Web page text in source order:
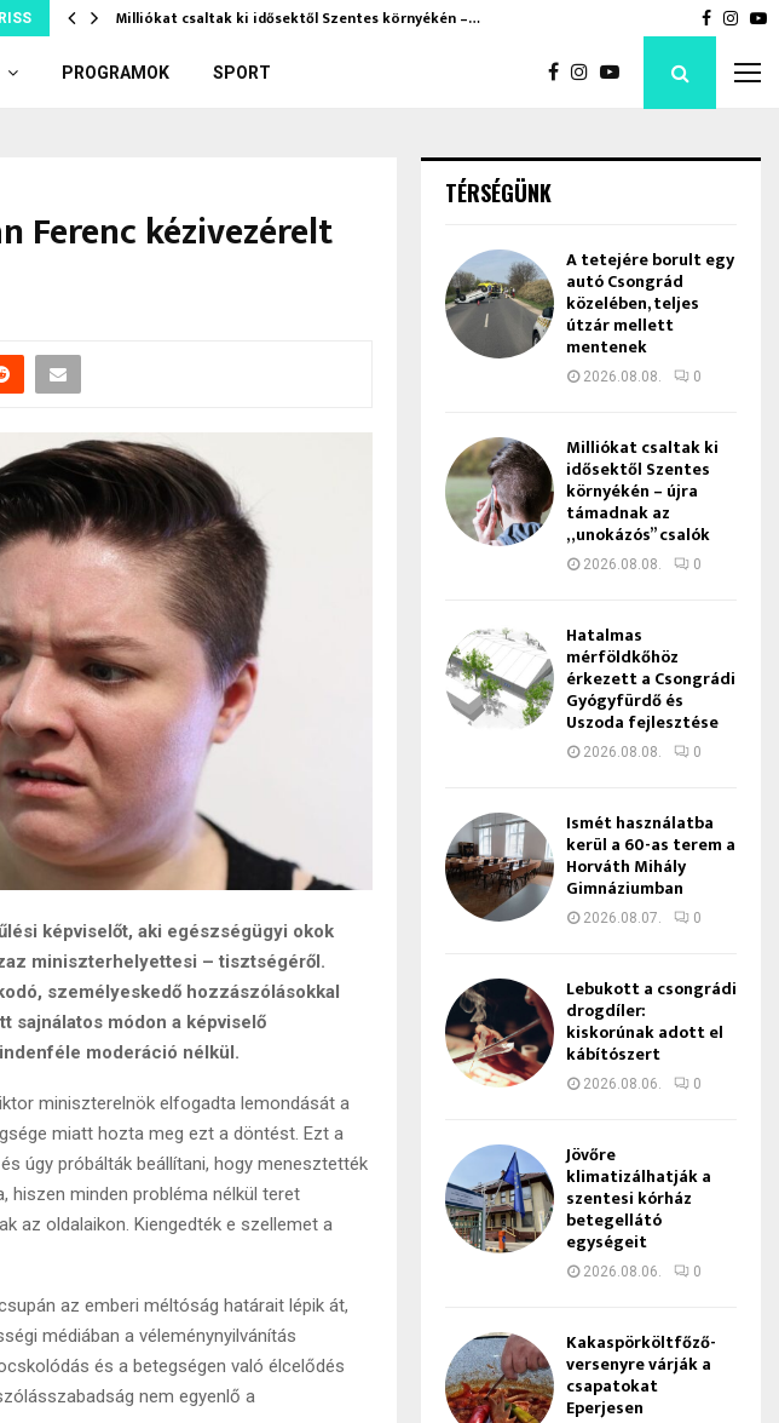
Milliókat csaltak ki idősektől Szentes környékén –…
PROGRAMOK SPORT
Ferenc kézivezérelt
képviselőt, aki egészségügyi okok
miniszterhelyettesi – tisztségéről.
személyeskedő hozzászólásokkal
sajnálatos módon a képviselő
moderáció nélkül.
miniszterelnök elfogadta lemondását a
miatt hozta meg ezt a döntést. Ezt a
úgy próbálták beállítani, hogy menesztették
hiszen minden probléma nélkül teret
az oldalaikon. Kiengedték e szellemet a
az emberi méltóság határait lépik át,
médiában a véleménynyilvánítás
és a betegségen való élcelődés
nem egyenlő a
TÉRSÉGÜNK
A tetejére borult egy
autó Csongrád
közelében, teljes
útzár mellett
mentenek
2026.08.08. 0
Milliókat csaltak ki
idősektől Szentes
környékén – újra
támadnak az
„unokázós” csalók
2026.08.08. 0
Hatalmas
mérföldkőhöz
érkezett a Csongrádi
Gyógyfürdő és
Uszoda fejlesztése
2026.08.08. 0
Ismét használatba
kerül a 60-as terem a
Horváth Mihály
Gimnáziumban
2026.08.07. 0
Lebukott a csongrádi
drogdíler:
kiskorúnak adott el
kábítószert
2026.08.06. 0
Jövőre
klimatizálhatják a
szentesi kórház
betegellátó
egységeit
2026.08.06. 0
Kakaspörköltfőző-
versenyre várják a
csapatokat
Eperjesen